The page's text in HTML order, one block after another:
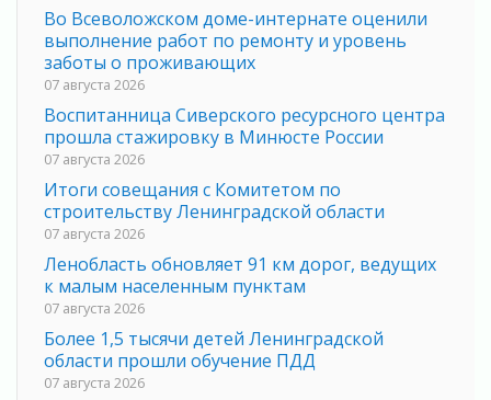
Во Всеволожском доме-интернате оценили
выполнение работ по ремонту и уровень
заботы о проживающих
07 августа 2026
Воспитанница Сиверского ресурсного центра
прошла стажировку в Минюсте России
07 августа 2026
Итоги совещания с Комитетом по
строительству Ленинградской области
07 августа 2026
Ленобласть обновляет 91 км дорог, ведущих
к малым населенным пунктам
07 августа 2026
Более 1,5 тысячи детей Ленинградской
области прошли обучение ПДД
07 августа 2026